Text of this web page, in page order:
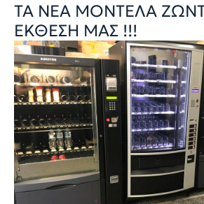
ΤΑ ΝΕΑ ΜΟΝΤΕΛΑ
ΕΚΘΕΣΗ ΜΑΣ !!!